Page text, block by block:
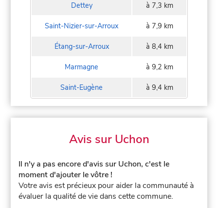
Dettey à 7,3 km
Saint-Nizier-sur-Arroux à 7,9 km
Étang-sur-Arroux à 8,4 km
Marmagne à 9,2 km
Saint-Eugène à 9,4 km
Avis sur Uchon
Il n'y a pas encore d'avis sur Uchon, c'est le
moment d'ajouter le vôtre !
Votre avis est précieux pour aider la communauté à
évaluer la qualité de vie dans cette commune.